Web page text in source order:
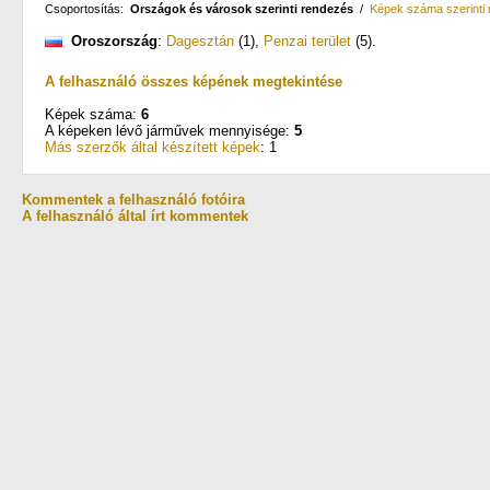
Csoportosítás: Országok és városok szerinti rendezés / Képek száma szerinti
Oroszország: Dagesztán (1), Penzai terület (5).
A felhasználó összes képének megtekintése
Képek száma: 6
A képeken lévő járművek mennyisége: 5
Más szerzők által készített képek: 1
Kommentek a felhasználó fotóira
A felhasználó által írt kommentek